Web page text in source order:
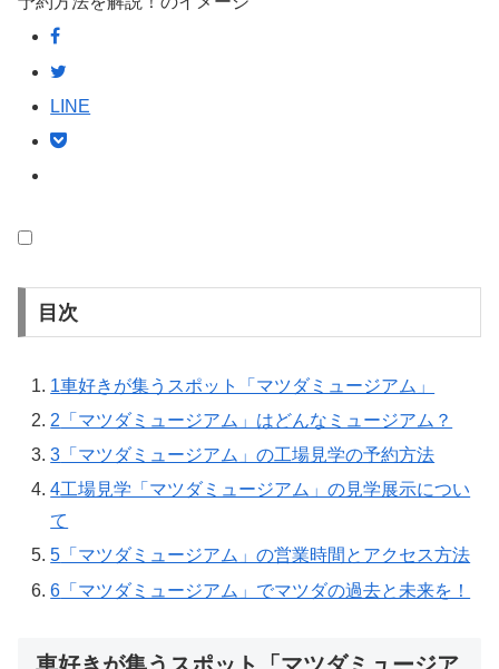
LINE
目次
1車好きが集うスポット「マツダミュージアム」
2 「マツダミュージアム」はどんなミュージアム？
3 「マツダミュージアム」の工場見学の予約方法
4工場見学「マツダミュージアム」の見学展示につい
て
5 「マツダミュージアム」の営業時間とアクセス方法
6 「マツダミュージアム」でマツダの過去と未来を！